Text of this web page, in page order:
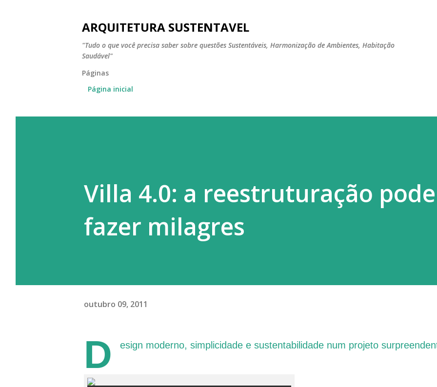
ARQUITETURA SUSTENTAVEL
"Tudo o que você precisa saber sobre questões Sustentáveis, Harmonização de Ambientes, Habitação
Saudável"
Páginas
Página inicial
Villa 4.0: a reestruturação pode
fazer milagres
outubro 09, 2011
D esign moderno, simplicidade e sustentabilidade num projeto